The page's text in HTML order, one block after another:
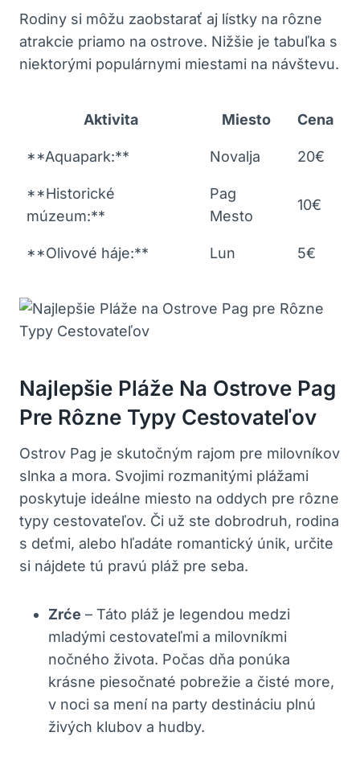
Rodiny si môžu zaobstarať aj lístky na rôzne
atrakcie priamo na ostrove. Nižšie je tabuľka s
niektorými populárnymi miestami na návštevu.
Aktivita Miesto Cena
**Aquapark:** Novalja 20€
**Historické
múzeum:**
Pag
Mesto
10€
**Olivové háje:** Lun 5€
Najlepšie Pláže Na Ostrove Pag
Pre Rôzne Typy Cestovateľov
Ostrov Pag je skutočným rajom pre milovníkov
slnka a mora. Svojimi rozmanitými plážami
poskytuje ideálne miesto na oddych pre rôzne
typy cestovateľov. Či už ste dobrodruh, rodina
s deťmi, alebo hľadáte romantický únik, určite
si nájdete tú pravú pláž pre seba.
Zrće – Táto pláž je legendou medzi
mladými cestovateľmi a milovníkmi
nočného života. Počas dňa ponúka
krásne piesočnaté pobrežie a čisté more,
v noci sa mení na party destináciu plnú
živých klubov a hudby.